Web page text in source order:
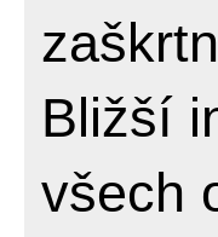
Bližší
všech